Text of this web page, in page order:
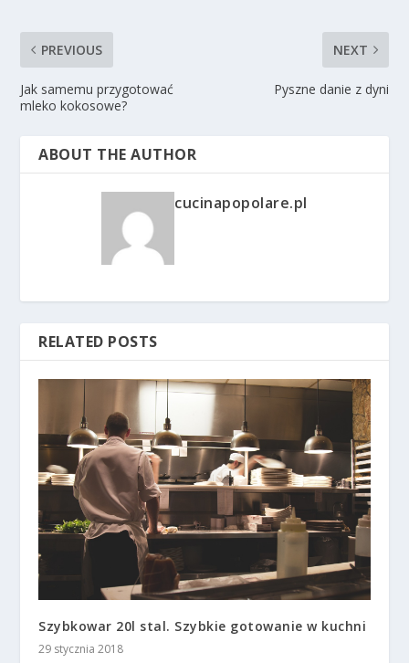
PREVIOUS
Jak samemu przygotować
mleko kokosowe?
NEXT
Pyszne danie z dyni
ABOUT THE AUTHOR
cucinapopolare.pl
RELATED POSTS
Szybkowar 20l stal. Szybkie gotowanie w kuchni
29 stycznia 2018